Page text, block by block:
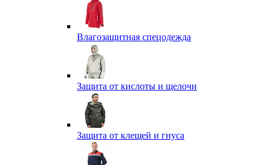
Влагозащитная спецодежда
Защита от кислоты и щелочи
Защита от клещей и гнуса